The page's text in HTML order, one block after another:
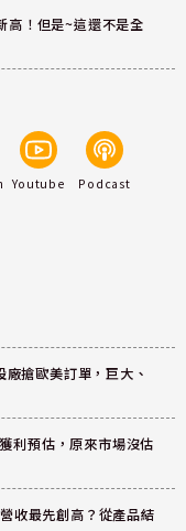
高！但是~這還不是全
Youtube Podcast
搶歐美訂單，巨大、
利預估，原來市場沒估
收最先創高？從產品結